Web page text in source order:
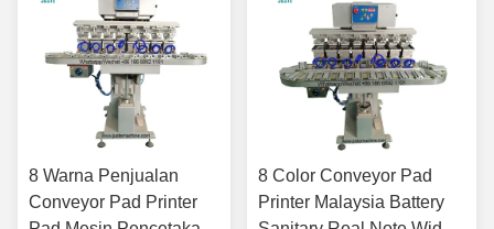
8 Warna Penjualan
Conveyor Pad Printer
8 Color Conveyor Pad
Printer Malaysia Battery